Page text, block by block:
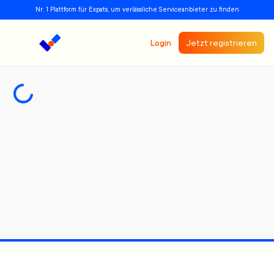
Nr. 1 Plattform für Expats, um verlässliche Serviceanbieter zu finden
Login Jetzt registrieren